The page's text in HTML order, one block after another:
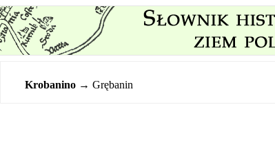
Krobanino → Grębanin